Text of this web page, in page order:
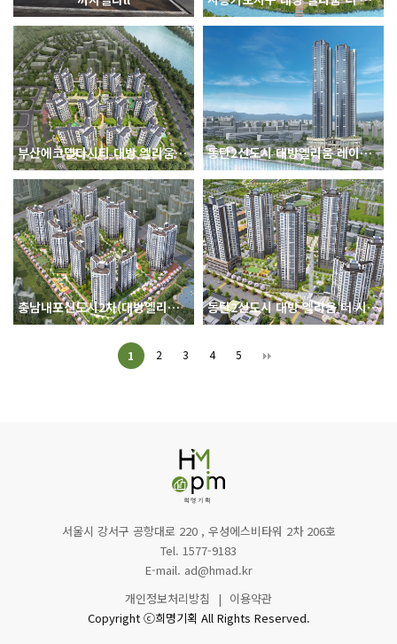
1 2 3 4 5
서울시 강서구 공항대로 220 , 우성에스비타워 2차 206호
Tel. 1577-9183
E-mail. ad@hmad.kr
개인정보처리방침
| 이용약관
Copyright ⓒ희명기획 All Rights Reserved.